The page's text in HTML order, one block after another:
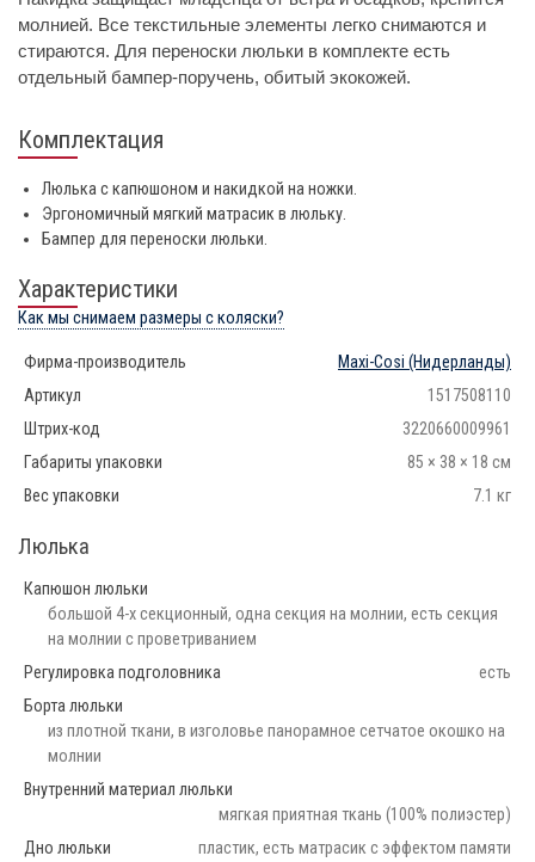
молнией. Все текстильные элементы легко снимаются и
стираются. Для переноски люльки в комплекте есть
отдельный бампер-поручень, обитый экокожей.
Комплектация
Люлька с капюшоном и накидкой на ножки.
Эргономичный мягкий матрасик в люльку.
Бампер для переноски люльки.
Характеристики
Как мы снимаем размеры с коляски?
Фирма-производитель Maxi-Cosi (Нидерланды)
Артикул
1517508110
Штрих-код
3220660009961
Габариты упаковки
85 × 38 × 18 см
Вес упаковки
7.1 кг
Люлька
Капюшон люльки
большой 4-х секционный, одна секция на молнии, есть секция
на молнии с проветриванием
Регулировка подголовника
есть
Борта люльки
из плотной ткани, в изголовье панорамное сетчатое окошко на
молнии
Внутренний материал люльки
мягкая приятная ткань (100% полиэстер)
Дно люльки
пластик, есть матрасик с эффектом памяти